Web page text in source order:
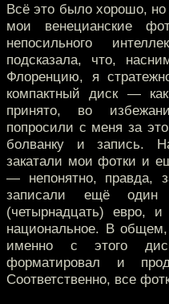
Всё это было хорошо,
мои венецианские
непосильного
подсказала, что,
Флоренцию, я
компактный диск —
принято, во
попросили с меня за
болванку и запись.
закатали мои фотки и
— непонятно, правда,
записали ещё
(четырнадцать) евро,
национальное. В
именно с этого
форматировал и
Соответственно, все